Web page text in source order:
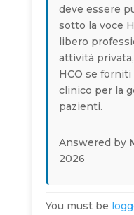
deve essere
sotto la voce
libero
attività
HCO se
clinico per la
pazienti.
Answered by
2026
You must be